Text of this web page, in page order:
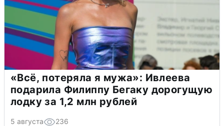
«Всё, потеряла я мужа»: Ивлеева
подарила Филиппу Бегаку дорогущую
лодку за 1,2 млн рублей
5 августа 236